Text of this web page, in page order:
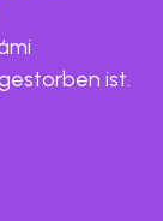
ist.